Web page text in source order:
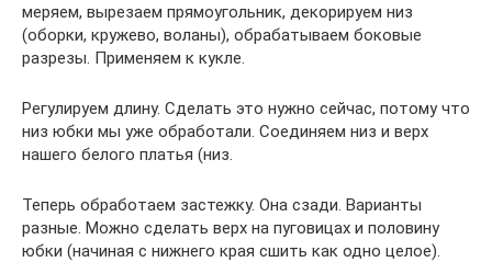
меряем, вырезаем прямоугольник, декорируем низ
(оборки, кружево, воланы), обрабатываем боковые
разрезы. Применяем к кукле.
Регулируем длину. Сделать это нужно сейчас, потому что
низ юбки мы уже обработали. Соединяем низ и верх
нашего белого платья (низ.
Теперь обработаем застежку. Она сзади. Варианты
разные. Можно сделать верх на пуговицах и половину
юбки (начиная с нижнего края сшить как одно целое).